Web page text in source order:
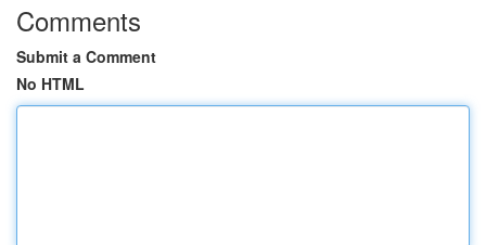
Comments
Submit a Comment
No HTML